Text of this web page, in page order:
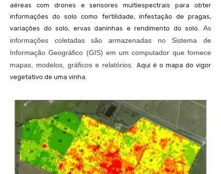
aéreas com drones e sensores multiespectrais para obter
informações do solo como fertilidade, infestação de pragas,
variações do solo, ervas daninhas e rendimento do solo. As
informações coletadas são armazenadas no Sistema de
Informação Geográfico (GIS) em um computador que fornece
mapas, modelos, gráficos e relatórios. Aqui é o mapa do vigor
vegetativo de uma vinha.